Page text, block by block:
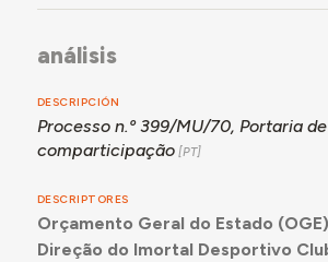
análisis
DESCRIPCIÓN
Processo n.º 399/MU/70, Portaria de
comparticipação
DESCRIPTORES
Orçamento Geral do Estado (OGE)
Direção do Imortal Desportivo